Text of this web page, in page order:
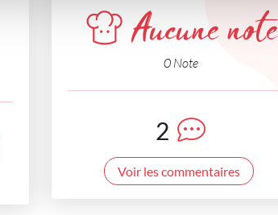
Aucune note
0 Note
2
Voir les commentaires